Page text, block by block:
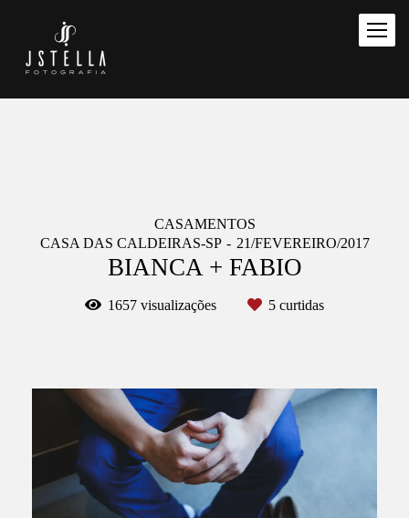
CASAMENTOS
CASA DAS CALDEIRAS-SP
21/FEVEREIRO/2017
BIANCA + FABIO
1657 visualizações 5 curtidas